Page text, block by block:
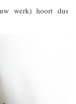
werk) hoort dus